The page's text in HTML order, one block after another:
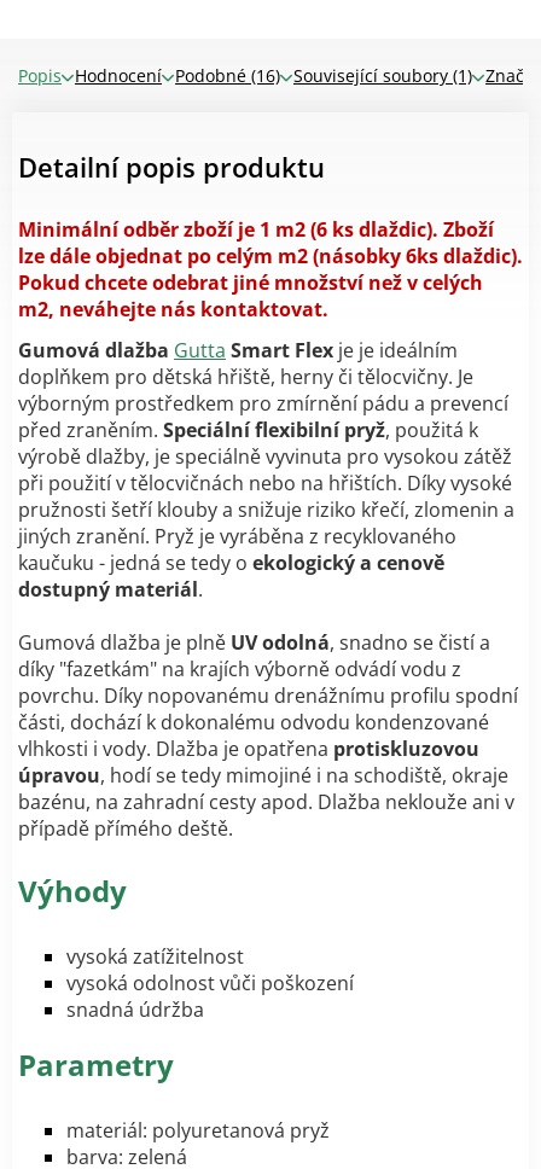
Popis Podobné (16) Související soubory (1)
Hodnocení Značka
Detailní popis produktu
Minimální odběr zboží je 1 m2 (6 ks dlaždic). Zboží
lze dále objednat po celým m2 (násobky 6ks dlaždic).
Pokud chcete odebrat jiné množství než v celých
m2, neváhejte nás kontaktovat.
Gumová dlažba Gutta Smart Flex je je ideálním
doplňkem pro dětská hřiště, herny či tělocvičny. Je
výborným prostředkem pro zmírnění pádu a prevencí
před zraněním. Speciální flexibilní pryž, použitá k
výrobě dlažby, je speciálně vyvinuta pro vysokou zátěž
při použití v tělocvičnách nebo na hřištích. Díky vysoké
pružnosti šetří klouby a snižuje riziko křečí, zlomenin a
jiných zranění. Pryž je vyráběna z recyklovaného
kaučuku - jedná se tedy o ekologický a cenově
dostupný materiál.
Gumová dlažba je plně UV odolná, snadno se čistí a
díky "fazetkám" na krajích výborně odvádí vodu z
povrchu. Díky nopovanému drenážnímu profilu spodní
části, dochází k dokonalému odvodu kondenzované
vlhkosti i vody. Dlažba je opatřena protiskluzovou
úpravou, hodí se tedy mimojiné i na schodiště, okraje
bazénu, na zahradní cesty apod. Dlažba neklouže ani v
případě přímého deště.
Výhody
vysoká zatížitelnost
vysoká odolnost vůči poškození
snadná údržba
Parametry
materiál: polyuretanová pryž
barva: zelená